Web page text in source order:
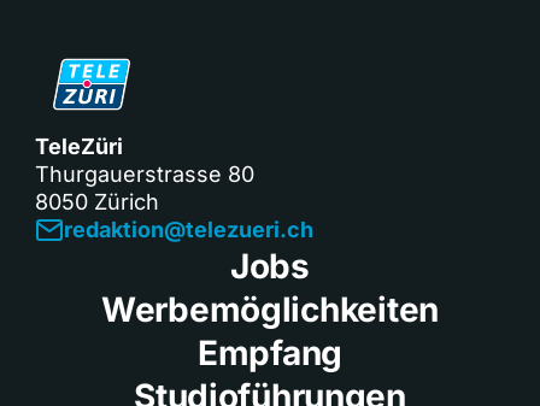
TeleZüri
Thurgauerstrasse 80
8050 Zürich
redaktion@telezueri.ch
Jobs
Werbemöglichkeiten
Empfang
Studioführungen